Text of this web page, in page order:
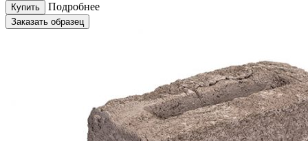
Купить Подробнее
Заказать образец